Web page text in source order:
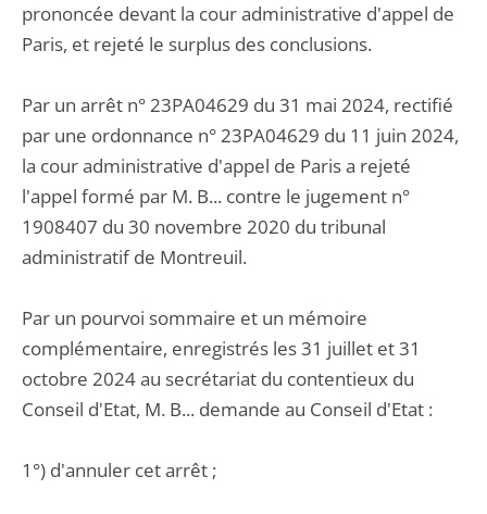
prononcée devant la cour administrative d'appel de
Paris, et rejeté le surplus des conclusions.
Par un arrêt n° 23PA04629 du 31 mai 2024, rectifié
par une ordonnance n° 23PA04629 du 11 juin 2024,
la cour administrative d'appel de Paris a rejeté
l'appel formé par M. B... contre le jugement n°
1908407 du 30 novembre 2020 du tribunal
administratif de Montreuil.
Par un pourvoi sommaire et un mémoire
complémentaire, enregistrés les 31 juillet et 31
octobre 2024 au secrétariat du contentieux du
Conseil d'Etat, M. B... demande au Conseil d'Etat :
1°) d'annuler cet arrêt ;